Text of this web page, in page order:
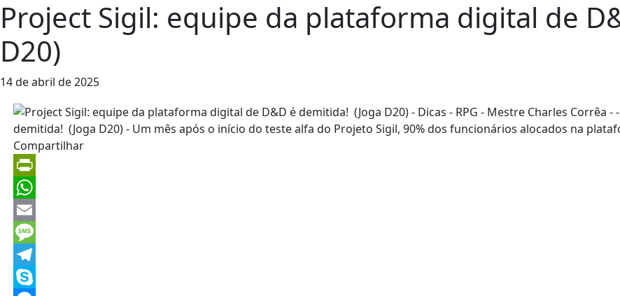
Project Sigil: equipe da plataforma digital de
D20)
14 de abril de 2025
Compartilhar
PrintFriendly
WhatsApp
Email
Message
Telegram